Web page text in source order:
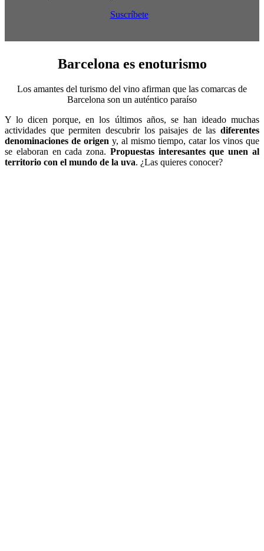
Suscríbete
Barcelona es enoturismo
Los amantes del turismo del vino afirman que las comarcas de
Barcelona son un auténtico paraíso
Y lo dicen porque, en los últimos años, se han ideado muchas
actividades que permiten descubrir los paisajes de las diferentes
denominaciones de origen y, al mismo tiempo, catar los vinos que
se elaboran en cada zona. Propuestas interesantes que unen al
territorio con el mundo de la uva. ¿Las quieres conocer?